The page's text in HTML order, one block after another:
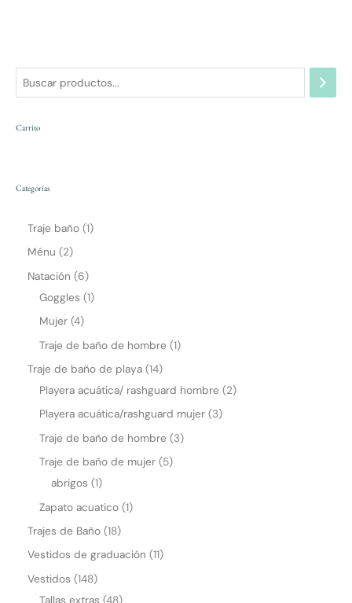
Carrito
Categorías
Traje baño 1
Ménu
2
Natación 6
Goggles 1
Mujer 4
Traje de baño de hombre 1
Traje de baño de playa 14
Playera acuática/ rashguard hombre
2
Playera acuática/rashguard mujer 3
Traje de baño de hombre 3
Traje de baño de mujer 5
abrigos 1
Zapato acuatico 1
Trajes de Baño 18
Vestidos de graduación 11
Vestidos 148
Tallas extras 48